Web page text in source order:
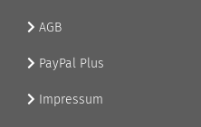
AGB
PayPal Plus
Impressum